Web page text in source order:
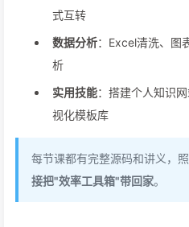
式互转
数据分析：Excel清洗、图
析
实用技能：搭建个人知识
视化模板库
每节课都有完整源码和讲义，照
接把"效率工具箱"带回家。